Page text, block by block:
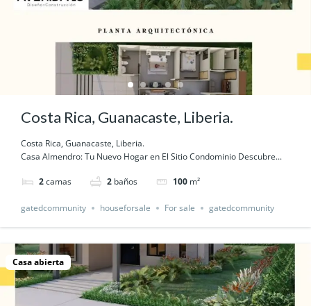
Costa Rica, Guanacaste, Liberia.
Costa Rica, Guanacaste, Liberia.
Casa Almendro: Tu Nuevo Hogar en El Sitio Condominio Descubre...
2camas 2 baños 100 m²
gatedcommunity houseforsale For sale gatedcommunity
Casa abierta